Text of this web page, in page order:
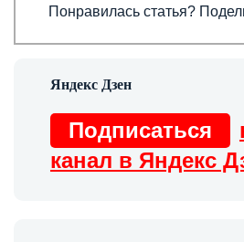
Понравилась статья?
Подписаться
канал в Яндекс